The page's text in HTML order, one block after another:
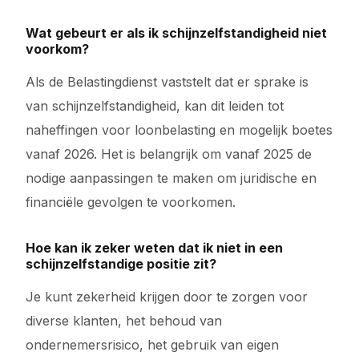
Wat gebeurt er als ik schijnzelfstandigheid niet
voorkom?
Als de Belastingdienst vaststelt dat er sprake is
van schijnzelfstandigheid, kan dit leiden tot
naheffingen voor loonbelasting en mogelijk boetes
vanaf 2026. Het is belangrijk om vanaf 2025 de
nodige aanpassingen te maken om juridische en
financiële gevolgen te voorkomen.
Hoe kan ik zeker weten dat ik niet in een
schijnzelfstandige positie zit?
Je kunt zekerheid krijgen door te zorgen voor
diverse klanten, het behoud van
ondernemersrisico, het gebruik van eigen